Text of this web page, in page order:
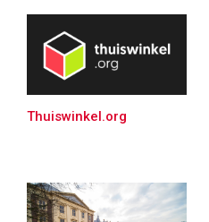
Thuiswinkel.org